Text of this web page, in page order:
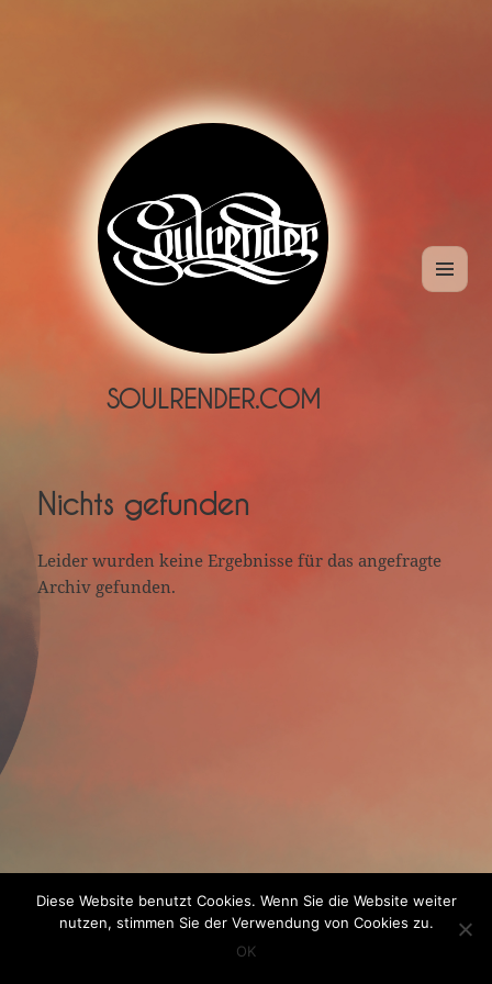
SOULRENDER.COM
Nichts gefunden
Leider wurden keine Ergebnisse für das angefragte
Archiv gefunden.
Diese Website benutzt Cookies. Wenn Sie die Website weiter
nutzen, stimmen Sie der Verwendung von Cookies zu.
OK